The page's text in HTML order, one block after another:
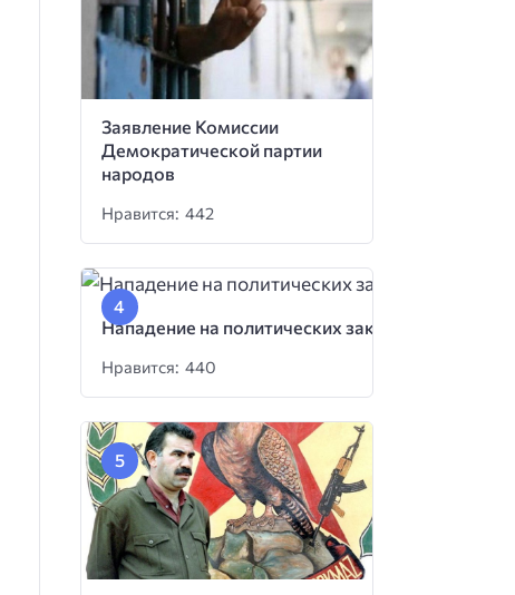
Заявление Комиссии
Демократической партии
народов
Нравится: 442
Нападение на политических заключенных
Нравится: 440